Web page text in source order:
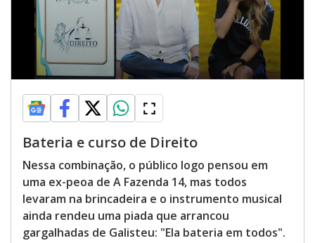
Bateria e curso de Direito
Nessa combinação, o público logo pensou em
uma ex-peoa de A Fazenda 14, mas todos
levaram na brincadeira e o instrumento musical
ainda rendeu uma piada que arrancou
gargalhadas de Galisteu: "Ela bateria em todos".